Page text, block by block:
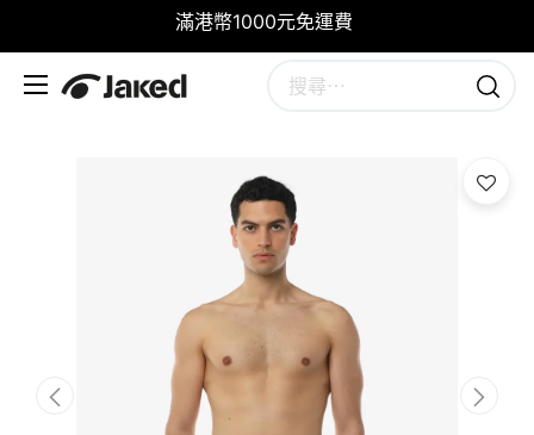
滿港幣1000元免運費